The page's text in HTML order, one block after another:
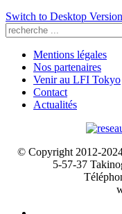
Switch to Desktop Version
Mentions légales
Nos partenaires
Venir au LFI Tokyo
Contact
Actualités
© Copyright 2012-
5-57-37